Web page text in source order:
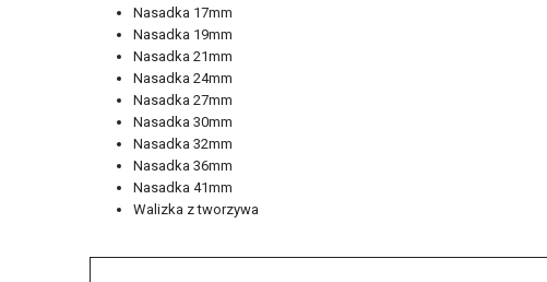
Nasadka 17mm
Nasadka 19mm
Nasadka 21mm
Nasadka 24mm
Nasadka 27mm
Nasadka 30mm
Nasadka 32mm
Nasadka 36mm
Nasadka 41mm
Walizka z tworzywa